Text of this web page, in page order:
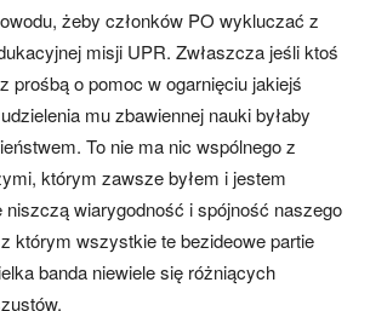
żeby członków PO wykluczać z
misji UPR. Zwłaszcza jeśli ktoś
prośbą o pomoc w ogarnięciu jakiejś
mu zbawiennej nauki byłaby
To nie ma nic wspólnego z
którym zawsze byłem i jestem
niszczą wiarygodność i spójność naszego
którym wszystkie te bezideowe partie
banda niewiele się różniących